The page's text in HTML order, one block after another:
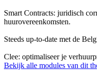
Smart Contracts: juridisch
huurovereenkomsten.
Steeds up-to-date met de
Clee: optimaliseer je
Bekijk alle modules van dit